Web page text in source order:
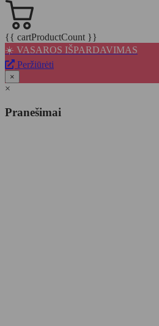
{{ cartProductCount }}
☀️ VASAROS IŠPARDAVIMAS
Peržiūrėti
×
×
Pranešimai